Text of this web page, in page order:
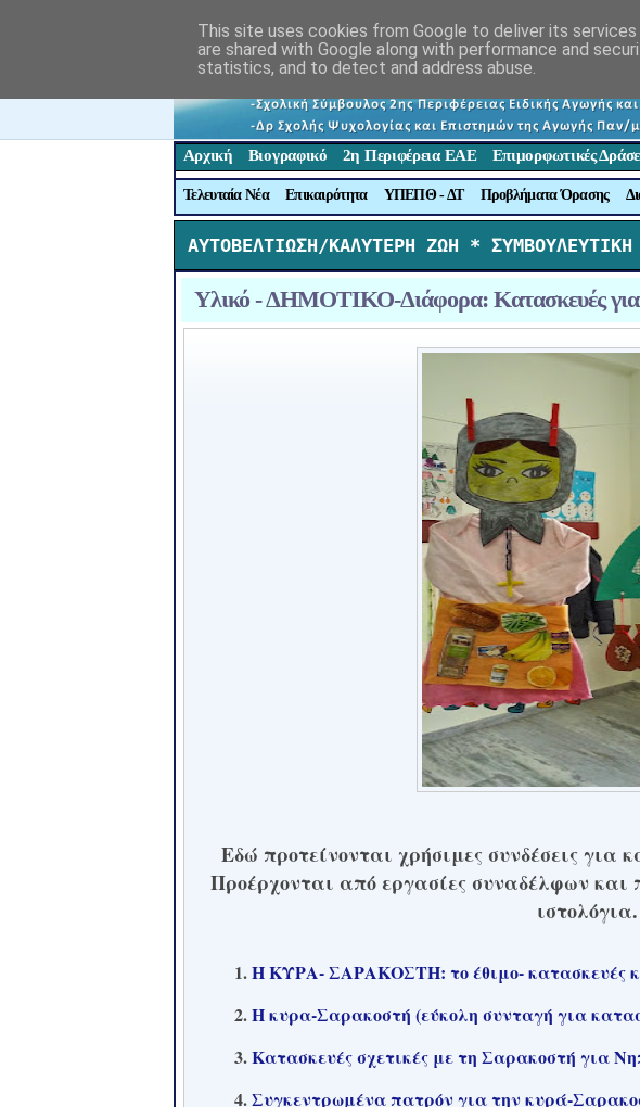
Αρχική Βιογραφικό 2η Περιφέρεια ΕΑΕ Επιμορφωτικές
Τελευταία Νέα Επικαιρότητα ΥΠΕΠΘ - ΔΤ Προβλήματα Όρασης
ΑΥΤΟΒΕΛΤΙΩΣΗ/ΚΑΛΥΤΕΡΗ ΖΩΗ *
Υλικό - ΔΗΜΟΤΙΚΟ-Διάφορα: Κατασκευές
Εδώ προτείνονται χρήσιμες συνδέσεις
Προέρχονται από εργασίες συναδέλφων
ιστολόγια.
1.Η ΚΥΡΑ- ΣΑΡΑΚΟΣΤΗ: το έθιμο- κατασκευές
2.Η κυρα-Σαρακοστή (εύκολη συνταγή για
3.Κατασκευές σχετικές με τη Σαρακοστή για
4.Συγκεντρωμένα πατρόν για την κυρά-
This site uses cookies from Google to deliver its
are shared with Google along with performance and
statistics, and to detect and address abuse.